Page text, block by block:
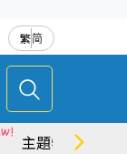
繁简
主題特集